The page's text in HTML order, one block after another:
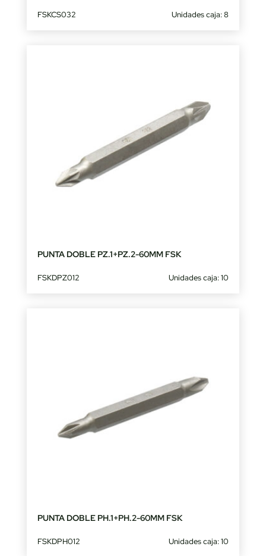
FSKCS032 Unidades caja: 8
PUNTA DOBLE PZ.1+PZ.2-60MM FSK
FSKDPZ012 Unidades caja: 10
PUNTA DOBLE PH.1+PH.2-60MM FSK
FSKDPH012 Unidades caja: 10